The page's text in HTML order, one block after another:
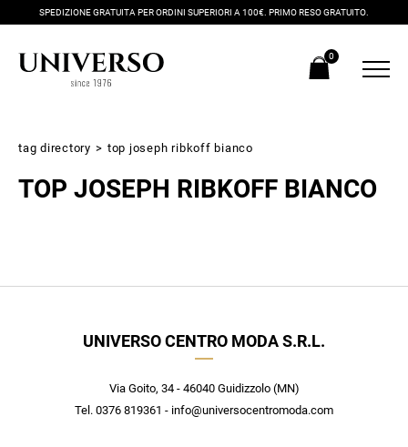
SPEDIZIONE GRATUITA PER ORDINI SUPERIORI A 100€. PRIMO RESO GRATUITO.
0
tag directory > top joseph ribkoff bianco
TOP JOSEPH RIBKOFF BIANCO
UNIVERSO CENTRO MODA S.R.L.
Via Goito, 34 - 46040 Guidizzolo (MN)
Tel. 0376 819361 - info@universocentromoda.com
Ricevi subito il tuo promocode con lo sconto del 20% su tutti i
nuovi arrivi utilizzabile anche in negozio!
scopri in anteprima le offerte in esclusiva a te riservate.